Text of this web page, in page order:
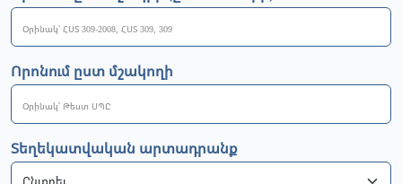
Որոնում ըստ մշակողի
Տեղեկատվական արտադրանք